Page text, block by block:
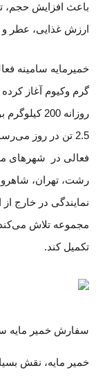
باعث افزایش حجم،
ارزش غذایی، عطر
گرم وکیوم آغاز
روزانه 200
2.5 تن در روز
فعالی در شهرهای
نمایندگی در خارج
مجموعه تلاش می‌کند
تکمیل کند.
سفارش خمیر مایه
خمیر مایه، نقش